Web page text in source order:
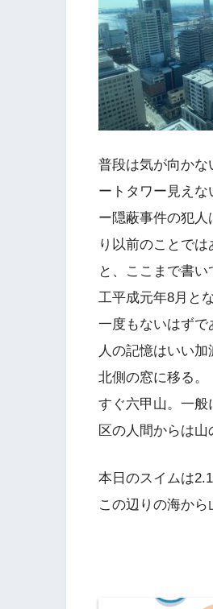
普段は気が向かな
ートタワー見え
ー隠蔽事件の犯
り以前のことで
と、ここまで書
工平成元年8月と
一度もないはずで
人の記憶はいい加
北側の窓に移る。
すぐ六甲山。一
区の人間からは山
本日のスイムは
この辺りの海から